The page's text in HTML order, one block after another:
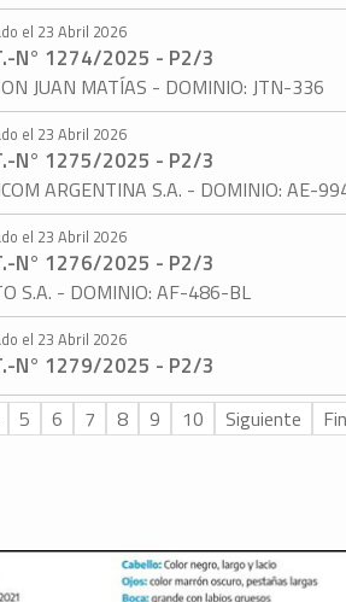
el 23 Abril 2026
N° 1274/2025 - P2/3
JUAN MATÍAS - DOMINIO: JTN-336
el 23 Abril 2026
N° 1275/2025 - P2/3
ARGENTINA S.A. - DOMINIO: AE-
el 23 Abril 2026
N° 1276/2025 - P2/3
S.A. - DOMINIO: AF-486-BL
el 23 Abril 2026
N° 1279/2025 - P2/3
5 6 7 8 9 10 Siguiente